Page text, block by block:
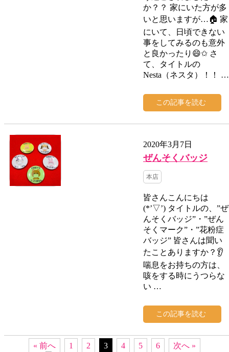
か？？ 家にいた方が多
いと思いますが…🏠 家
にいて、日頃できない
事をしてみるのも意外
と良かったり😄✩ さ
て、タイトルの
Nesta（ネスタ）！！ …
この記事を読む
2020年3月7日
ぜんそくバッジ
本店
皆さんこんにちは
(*’▽’) タイトルの、”ぜ
んそくバッジ”・”ぜん
そくマーク”・”花粉症
バッジ” 皆さんは聞い
たことありますか？👂
喘息をお持ちの方は、
咳をする時にうつらな
い …
この記事を読む
« 前へ 1 2 3 4 5 6 次へ »